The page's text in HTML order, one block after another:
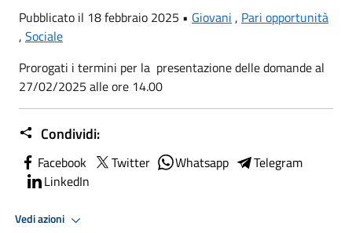
Pubblicato il 18 febbraio 2025 • Giovani , Pari opportunità
, Sociale
Prorogati i termini per la presentazione delle domande al
27/02/2025 alle ore 14.00
Condividi:
Facebook Twitter Whatsapp
Telegram
LinkedIn
Vedi azioni